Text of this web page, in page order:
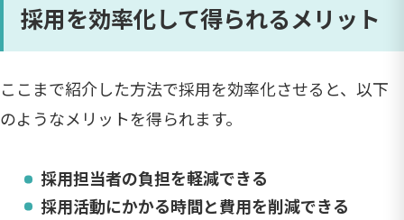
採用を効率化して得られるメリット
ここまで紹介した方法で採用を効率化させると、以下
のようなメリットを得られます。
採用担当者の負担を軽減できる
採用活動にかかる時間と費用を削減できる